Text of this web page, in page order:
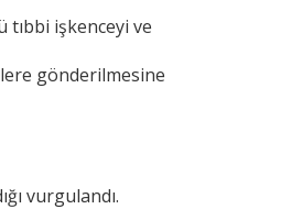
işkenceyi ve
gönderilmesine
vurgulandı.